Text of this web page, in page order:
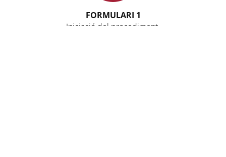
FORMULARI 1
Iniciació del procediment.